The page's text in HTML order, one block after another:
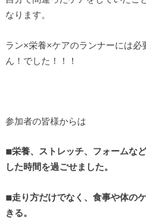
なります。
ラン×栄養×ケアのランナーには必
ん！でした！！！
参加者の皆様からは
◾︎栄養、ストレッチ、フォームな
した時間を過ごせました。
◾︎走り方だけでなく、食事や体の
きる。